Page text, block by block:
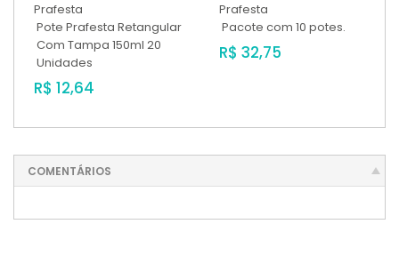
Prafesta
Pote Prafesta Retangular
Com Tampa 150ml 20
Unidades
R$ 12,64
Prafesta
Pacote com 10 potes.
R$ 32,75
COMENTÁRIOS